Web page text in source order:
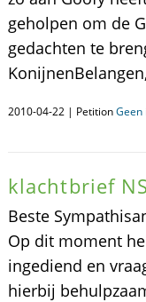
geholpen om de
gedachten te
2010-04-22 | PetitionGeen
klachtbrief NS
Beste
Op dit moment
ingediend en
hierbij